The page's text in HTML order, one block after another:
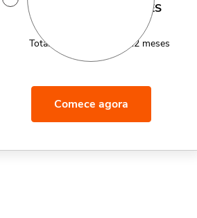
R$ MÊS
Total de R$179,40 por 12 meses
Comece agora